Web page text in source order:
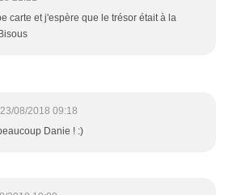
carte et j'espère que le trésor était à la
23/08/2018 09:18
Danie ! :)